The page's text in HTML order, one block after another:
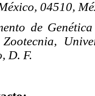
04510,
de
D. F.